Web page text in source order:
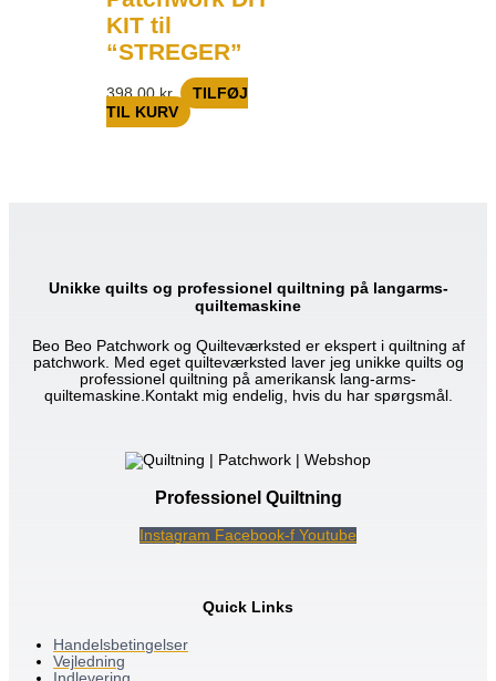
KIT til
“STREGER”
398,00kr.
TILFØJ
TIL KURV
Unikke quilts og professionel quiltning på langarms-
quiltemaskine
Beo Beo Patchwork og Quilteværksted er ekspert i quiltning af
patchwork. Med eget quilteværksted laver jeg unikke quilts og
professionel quiltning på amerikansk lang-arms-
quiltemaskine.Kontakt mig endelig, hvis du har spørgsmål.
Professionel Quiltning
Instagram Facebook-f Youtube
Quick Links
Handelsbetingelser
Vejledning